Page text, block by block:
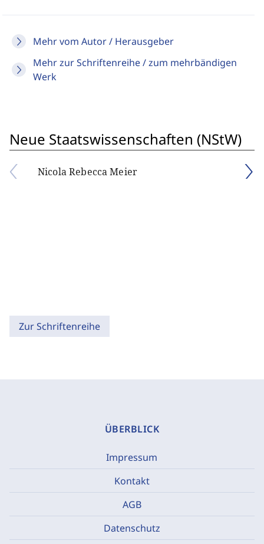
Mehr vom Autor / Herausgeber
Mehr zur Schriftenreihe / zum mehrbändigen
Werk
Neue Staatswissenschaften (NStW)
Nicola Rebecca Meier
Zur Schriftenreihe
ÜBERBLICK
Impressum
Kontakt
AGB
Datenschutz